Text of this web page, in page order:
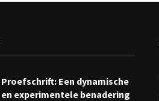
Proefschrift: Een dynamische
en experimentele benadering